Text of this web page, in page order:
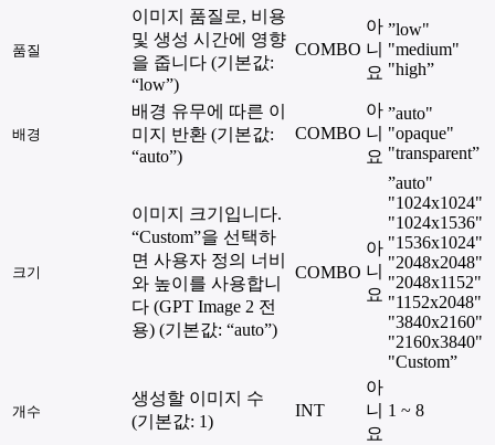
품질
이미지 품질로, 비용
및 생성 시간에 영향
을 줍니다 (기본값:
“low”)
COMBO
아
니
요
”low"
"medium"
"high”
배경
배경 유무에 따른 이
미지 반환 (기본값:
“auto”)
COMBO
아
니
요
”auto"
"opaque"
"transparent”
크기
이미지 크기입니다.
“Custom”을 선택하
면 사용자 정의 너비
와 높이를 사용합니
다 (GPT Image 2 전
용) (기본값: “auto”)
COMBO
아
니
요
”auto"
"1024x1024"
"1024x1536"
"1536x1024"
"2048x2048"
"2048x1152"
"1152x2048"
"3840x2160"
"2160x3840"
"Custom”
개수
생성할 이미지 수
(기본값: 1)
INT
아
니
요
1 ~ 8